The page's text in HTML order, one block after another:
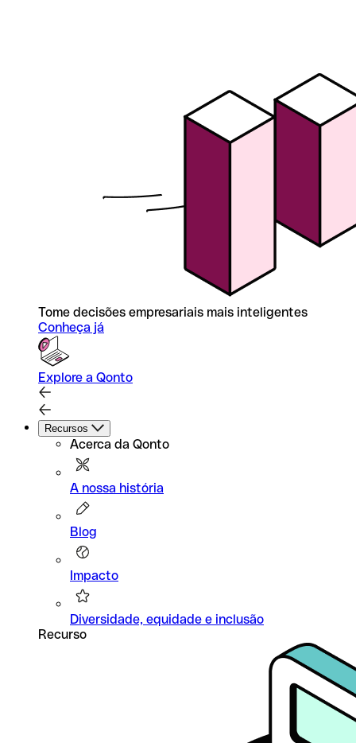
Tome decisões empresariais mais inteligentes
Conheça já
Explore a Qonto
Recursos
Acerca da Qonto
A nossa história
Blog
Impacto
Diversidade, equidade e inclusão
Recurso